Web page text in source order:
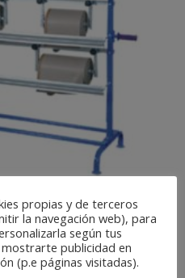
DELUXE 5 MEDIDAS
propias y de terceros
la navegación web), para
según tus
publicidad en
(p.e páginas visitadas).